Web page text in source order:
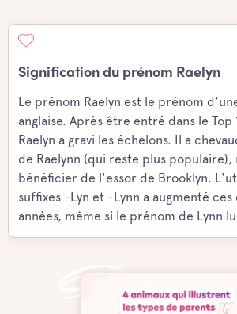
Signification du prénom Raelyn
Le prénom Raelyn est le prénom
anglaise. Après être entré dans le Top
Raelyn a gravi les échelons. Il a
de Raelynn (qui reste plus populaire),
bénéficier de l'essor de Brooklyn.
suffixes -Lyn et -Lynn a augmenté
années, même si le prénom de Lynn